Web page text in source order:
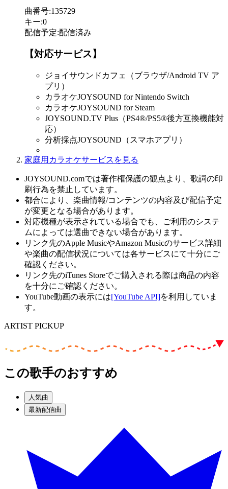
曲番号:135729
キー:0
配信予定:配信済み
【対応サービス】
ジョイサウンドカフェ（ブラウザ/Android TV ア
プリ）
カラオケJOYSOUND for Nintendo Switch
カラオケJOYSOUND for Steam
JOYSOUND.TV Plus（PS4®/PS5®後方互換機能対
応）
分析採点JOYSOUND（スマホアプリ）
家庭用カラオケサービスを見る
JOYSOUND.comでは著作権保護の観点より、歌詞の印
刷行為を禁止しています。
都合により、楽曲情報/コンテンツの内容及び配信予定
が変更となる場合があります。
対応機種が表示されている場合でも、ご利用のシステ
ムによっては選曲できない場合があります。
リンク先のApple MusicやAmazon Musicのサービス詳細
や楽曲の配信状況については各サービスにて十分にご
確認ください。
リンク先のiTunes Storeでご購入される際は商品の内容
を十分にご確認ください。
YouTube動画の表示には[YouTube API]を利用していま
す。
ARTIST PICKUP
この歌手のおすすめ
人気曲
最新配信曲